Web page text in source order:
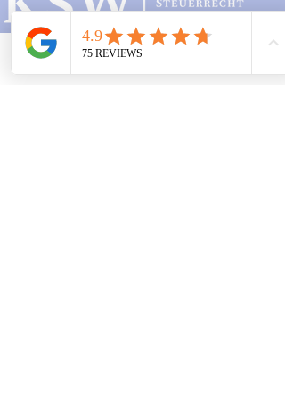
Studierende
Standorte